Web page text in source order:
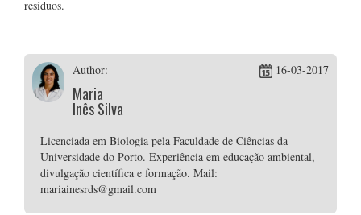
resíduos.
Author:
Maria
Inês Silva
16-03-2017
Licenciada em Biologia pela Faculdade de Ciências da
Universidade do Porto. Experiência em educação ambiental,
divulgação científica e formação. Mail:
mariainesrds@gmail.com